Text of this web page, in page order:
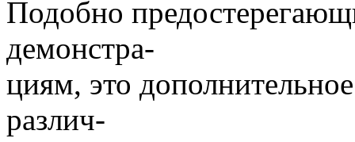
Подобно
демонстра-
циям, это
различ-